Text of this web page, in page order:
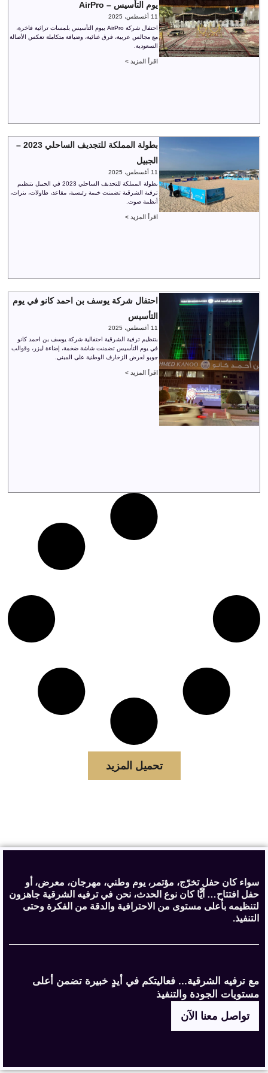
يوم التأسيس – AirPro
11 أغسطس، 2025
احتفال شركة AirPro بيوم التأسيس بلمسات تراثية فاخرة،
مع مجالس عربية، فرق غنائية، وضيافة متكاملة تعكس الأصالة
السعودية.
اقرأ المزيد >
بطولة المملكة للتجديف الساحلي 2023 –
الجبيل
11 أغسطس، 2025
بطولة المملكة للتجديف الساحلي 2023 في الجبيل بتنظيم
ترفية الشرقية تضمنت خيمة رئيسية، مقاعد، طاولات، بنرات،
أنظمة صوت.
اقرأ المزيد >
احتفال شركة يوسف بن احمد كانو في يوم
التأسيس
11 أغسطس، 2025
بتنظيم ترفية الشرقية احتفالية شركة يوسف بن احمد كانو
في يوم التأسيس تضمنت شاشة ضخمة، إضاءة ليزر، وقوالب
جوبو لعرض الزخارف الوطنية على المبنى.
اقرأ المزيد >
تحميل المزيد
سواء كان حفل تخرّج، مؤتمر، يوم وطني، مهرجان، معرض، أو
حفل افتتاح… أيًّا كان نوع الحدث، نحن في ترفيه الشرقية جاهزون
لتنظيمه بأعلى مستوى من الاحترافية والدقة من الفكرة وحتى
التنفيذ.
مع ترفيه الشرقية... فعاليتكم في أيدٍ خبيرة تضمن أعلى
مستويات الجودة والتنفيذ
تواصل معنا الآن